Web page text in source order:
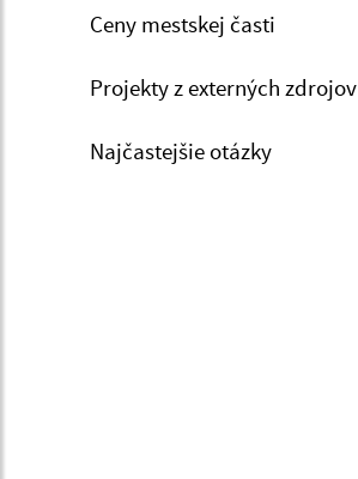
Ceny mestskej časti
Projekty z externých zdrojov
Najčastejšie otázky